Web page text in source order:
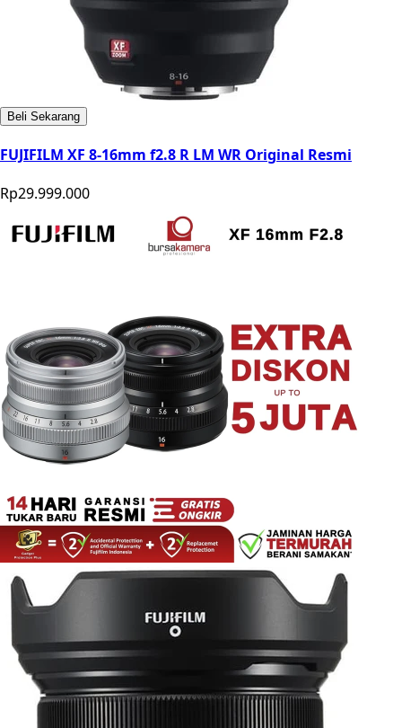
Beli Sekarang
FUJIFILM XF 8-16mm f2.8 R LM WR Original Resmi
Rp29.999.000